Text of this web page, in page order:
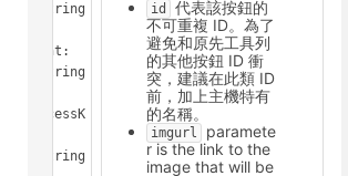
<string
hint:
<string
accessK
<string
id
代表該按鈕的
不可重複 ID。為了
避免和原先工具列
的其他按鈕 ID 衝
突，建議在此類 ID
前，加上主機特有
的名稱。
imgurl
paramete
r is the link to the
image that will be